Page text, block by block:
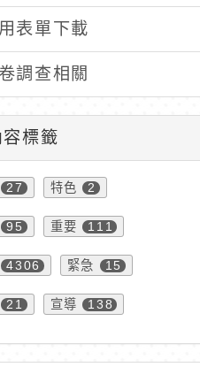
表單下載
調查相關
容標籤
27 特色 2
95 重要 111
4306 緊急 15
21 宣導 138